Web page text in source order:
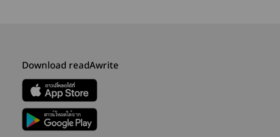
Download readAwrite